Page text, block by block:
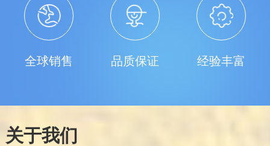
全球销售 品质保证 经验丰富
关于我们